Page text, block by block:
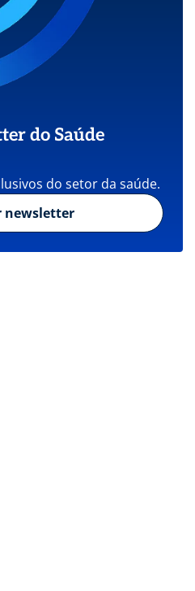
do Saúde
do setor da saúde.
newsletter